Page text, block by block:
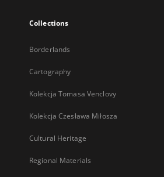
Collections
Borderlands
Cartography
Kolekcja Tomasa Venclovy
Kolekcja Czesława Miłosza
Cultural Heritage
Regional Materials